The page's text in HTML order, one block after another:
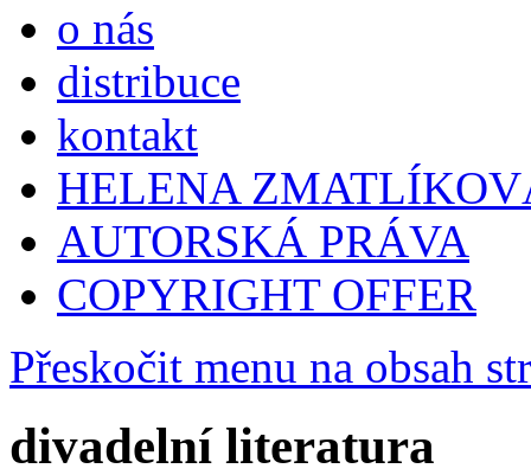
o nás
distribuce
kontakt
HELENA
AUTORSKÁ PRÁVA
COPYRIGHT OFFER
Přeskočit menu na obsah
divadelní literatura